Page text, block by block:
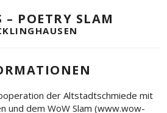
– POETRY SLAM
der Altstadtschmiede mit
und dem WoW Slam (www.wow-